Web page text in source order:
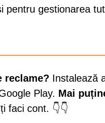
pentru gestionarea
reclame? Instalează
Play. Mai
faci cont. 👇👇